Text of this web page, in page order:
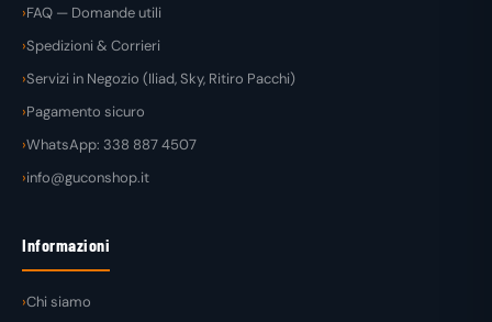
FAQ — Domande utili
Spedizioni & Corrieri
Servizi in Negozio (Iliad, Sky, Ritiro Pacchi)
Pagamento sicuro
WhatsApp: 338 887 4507
info@guconshop.it
Informazioni
Chi siamo